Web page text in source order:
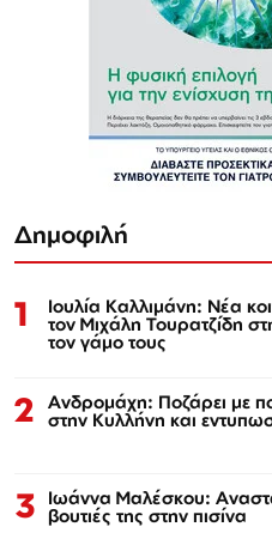
Δημοφιλή
1 Ιουλία Καλλιμάνη: Νέα
τον Μιχάλη Τουρατζίδη
τον γάμο τους
2 Ανδρομάχη: Ποζάρει με
στην Κυλλήνη και
3 Ιωάννα Μαλέσκου:
βουτιές της στην πισίνα